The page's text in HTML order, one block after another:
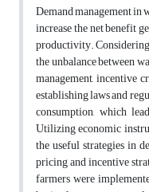
Demand management in
increase the net benefit
productivity.
the unbalance between
management, incentive
establishing laws and
consumption, which
Utilizing economic
the useful strategies in
pricing and incentive
farmers were